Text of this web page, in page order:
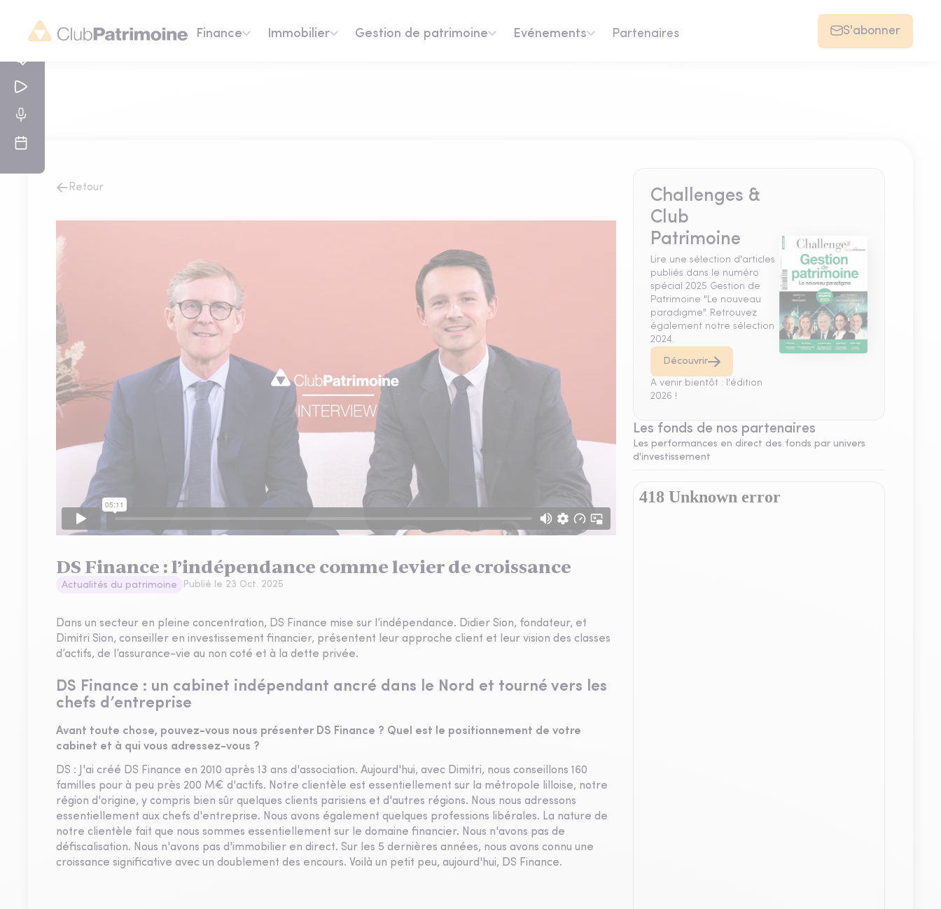
Finance Immobilier Gestion de patrimoine Evénements Partenaires S'abonner
Retour
DS Finance : l’indépendance comme levier de croissance
Actualités du patrimoine Publié le 23 Oct. 2025
Dans un secteur en pleine concentration, DS Finance mise sur l’indépendance. Didier Sion, fondateur, et
Dimitri Sion, conseiller en investissement financier, présentent leur approche client et leur vision des classes
d’actifs, de l’assurance-vie au non coté et à la dette privée.
DS Finance : un cabinet indépendant ancré dans le Nord et tourné vers les
chefs d’entreprise
Avant toute chose, pouvez-vous nous présenter DS Finance ? Quel est le positionnement de votre
cabinet et à qui vous adressez-vous ?
DS : J'ai créé DS Finance en 2010 après 13 ans d'association. Aujourd'hui, avec Dimitri, nous conseillons 160
familles pour à peu près 200 M€ d'actifs. Notre clientèle est essentiellement sur la métropole lilloise, notre
région d'origine, y compris bien sûr quelques clients parisiens et d'autres régions. Nous nous adressons
essentiellement aux chefs d'entreprise. Nous avons également quelques professions libérales. La nature de
notre clientèle fait que nous sommes essentiellement sur le domaine financier. Nous n'avons pas de
défiscalisation. Nous n'avons pas d'immobilier en direct. Sur les 5 dernières années, nous avons connu une
croissance significative avec un doublement des encours. Voilà un petit peu, aujourd'hui, DS Finance.
Challenges &
Club
Patrimoine
Lire une sélection d'articles
publiés dans le numéro
spécial 2025 Gestion de
Patrimoine "Le nouveau
paradigme". Retrouvez
également notre sélection
2024.
Découvrir
A venir bientôt : l'édition
2026 !
Les fonds de nos partenaires
Les performances en direct des fonds par univers
d'investissement